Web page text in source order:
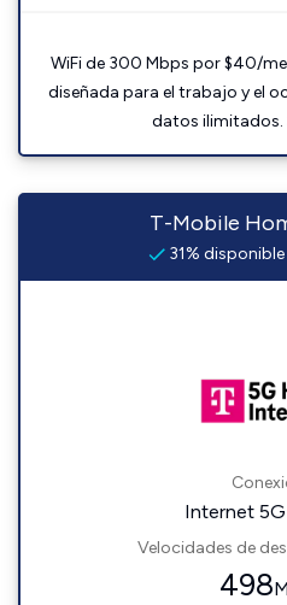
WiFi de 300 Mbps por $40/
diseñada para el trabajo y el
datos
T-Mobile
31% disponible
Internet
Velocidades de
498